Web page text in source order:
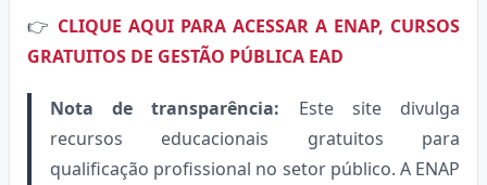
👉 CLIQUE AQUI PARA ACESSAR A ENAP, CURSOS
GRATUITOS DE GESTÃO PÚBLICA EAD
Nota de transparência: Este site divulga
recursos educacionais gratuitos para
qualificação profissional no setor público. A ENAP